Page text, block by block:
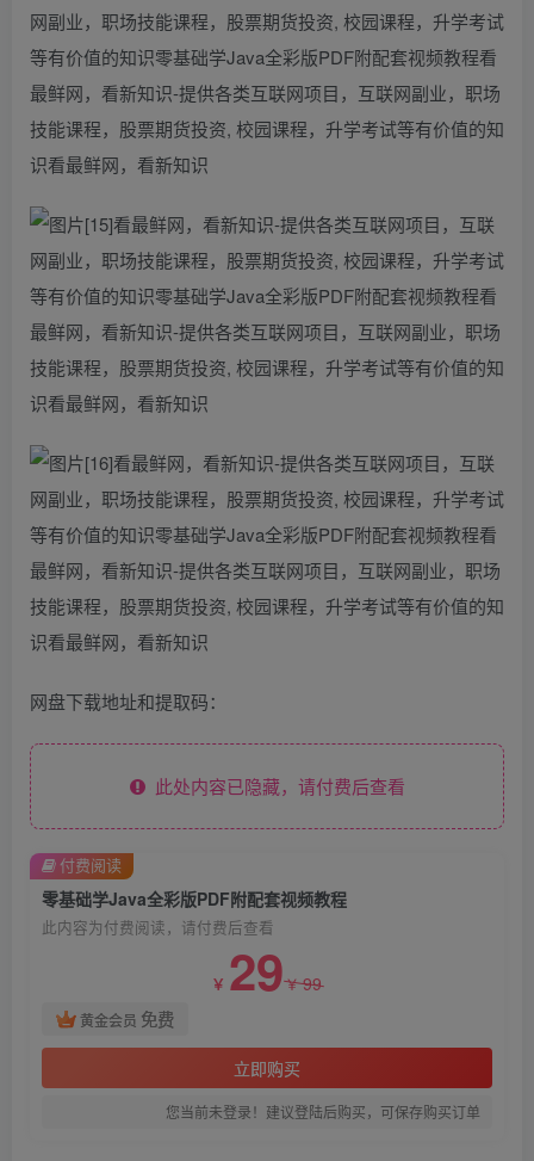
网盘下载地址和提取码：
此处内容已隐藏，请付费后查看
零基础学Java全彩版PDF附配套视频教程
此内容为付费阅读，请付费后查看
￥ 29￥99
黄金会员 免费
立即购买
您当前未登录！建议登陆后购买，可保存购买订单
付费阅读